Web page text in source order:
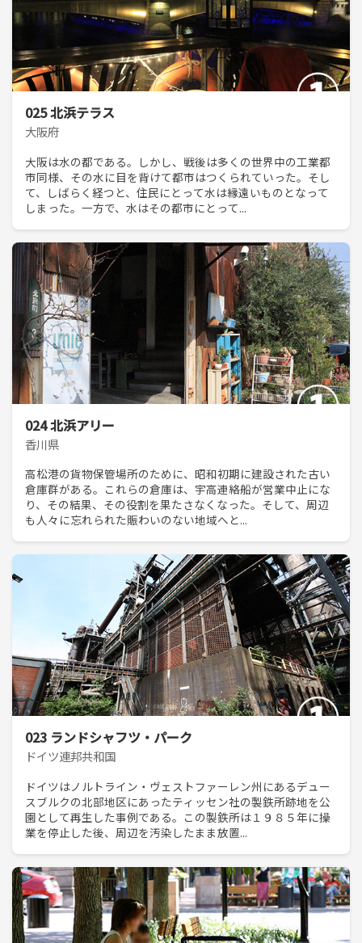
025 北浜テラス
大阪府
大阪は水の都である。しかし、戦後は多くの世界中の工業都
市同様、その水に目を背けて都市はつくられていった。そし
て、しばらく経つと、住民にとって水は縁遠いものとなって
しまった。一方で、水はその都市にとって...
024 北浜アリー
香川県
高松港の貨物保管場所のために、昭和初期に建設された古い
倉庫群がある。これらの倉庫は、宇高連絡船が営業中止にな
り、その結果、その役割を果たさなくなった。そして、周辺
も人々に忘れられた賑わいのない地域へと...
023 ランドシャフツ・パーク
ドイツ連邦共和国
ドイツはノルトライン・ヴェストファーレン州にあるデュー
スブルクの北部地区にあったティッセン社の製鉄所跡地を公
園として再生した事例である。この製鉄所は１９８５年に操
業を停止した後、周辺を汚染したまま放置...